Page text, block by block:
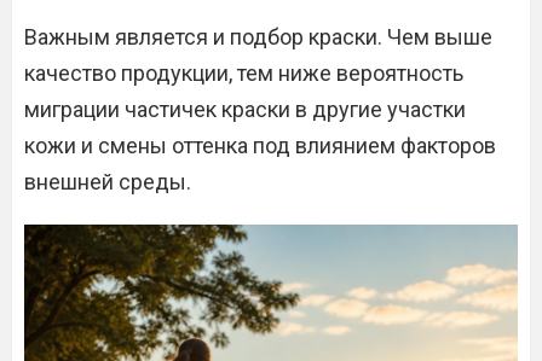
Важным является и подбор краски. Чем выше
качество продукции, тем ниже вероятность
миграции частичек краски в другие участки
кожи и смены оттенка под влиянием факторов
внешней среды.